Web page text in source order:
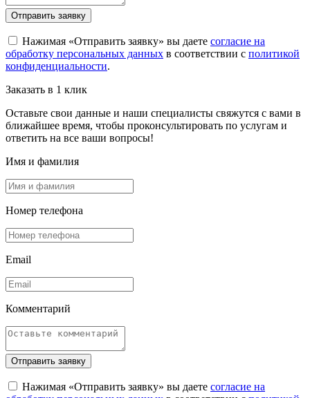
Отправить заявку
Нажимая «Отправить заявку» вы даете согласие на
обработку персональных данных в соответствии с политикой
конфиденциальности.
Заказать в 1 клик
Оставьте свои данные и наши специалисты свяжутся с вами в
ближайшее время, чтобы проконсультировать по услугам и
ответить на все ваши вопросы!
Имя и фамилия
Номер телефона
Email
Комментарий
Отправить заявку
Нажимая «Отправить заявку» вы даете согласие на